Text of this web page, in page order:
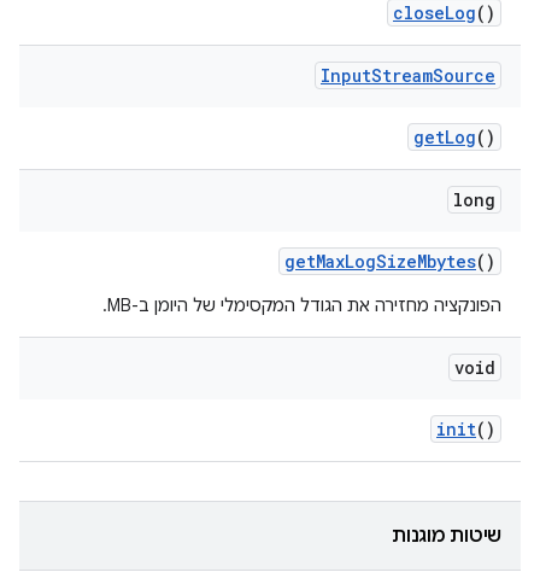
closeLog()
InputStreamSource
getLog()
long
getMaxLogSizeMbytes()
הפונקציה מחזירה את הגודל המקסימלי של היומן ב-MB.
void
init()
שיטות מוגנות